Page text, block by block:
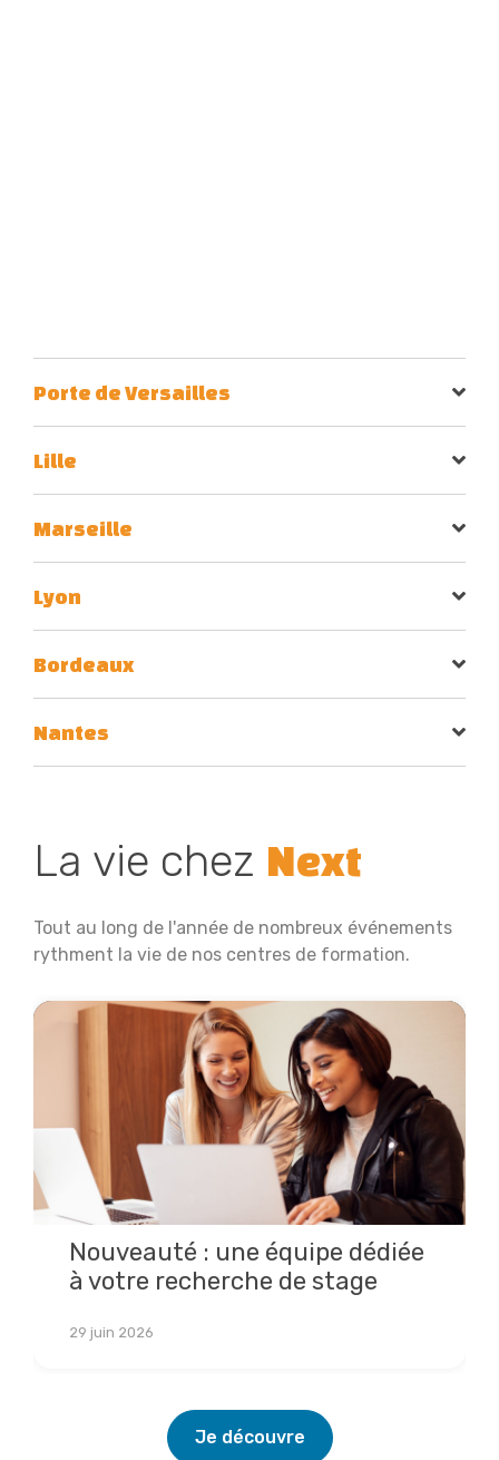
Porte de Versailles
Lille
Marseille
Lyon
Bordeaux
Nantes
La vie chez Next
Tout au long de l'année de nombreux événements
rythment la vie de nos centres de formation.
Nouveauté : une équipe dédiée
à votre recherche de stage
29 juin 2026
Lire la suite
Je découvre